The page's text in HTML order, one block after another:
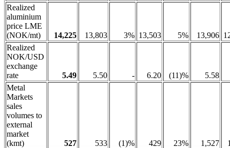
Realized
aluminium
price LME
(NOK/mt)
14,225 13,803 3% 13,503 5% 13,906
Realized
NOK/USD
exchange
rate
5.49 5.50 - 6.20 (11)%
5.58
Metal
Markets
sales
volumes to
external
market
(kmt)
527 533 (1)% 429 23% 1,527